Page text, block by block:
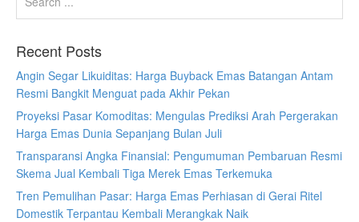
Recent Posts
Angin Segar Likuiditas: Harga Buyback Emas Batangan Antam
Resmi Bangkit Menguat pada Akhir Pekan
Proyeksi Pasar Komoditas: Mengulas Prediksi Arah Pergerakan
Harga Emas Dunia Sepanjang Bulan Juli
Transparansi Angka Finansial: Pengumuman Pembaruan Resmi
Skema Jual Kembali Tiga Merek Emas Terkemuka
Tren Pemulihan Pasar: Harga Emas Perhiasan di Gerai Ritel
Domestik Terpantau Kembali Merangkak Naik